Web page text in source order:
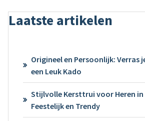
Laatste artikelen
Origineel en Persoonlijk: Verras
een Leuk Kado
Stijlvolle Kersttrui voor Heren in
Feestelijk en Trendy